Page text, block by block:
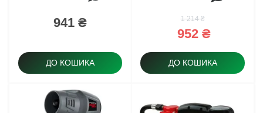
941 ₴
ДО КОШИКА
1 214 ₴
952 ₴
ДО КОШИКА